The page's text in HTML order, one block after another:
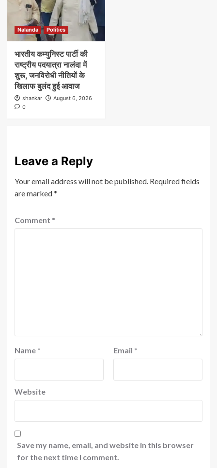
Nalanda Politics
भारतीय कम्युनिस्ट पार्टी की
राष्ट्रीय पदयात्रा नालंदा में
शुरू, जनविरोधी नीतियों के
खिलाफ बुलंद हुई आवाज
shankar
August 6, 2026
0
Leave a Reply
Your email address will not be published. Required fields
are marked*
Comment *
Name * Email *
Website
Save my name, email, and website in this browser
for the next time I comment.